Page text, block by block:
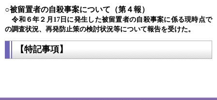
○被留置者の自殺事案について（第４報）
令和６年２月17日に発生した被留置者の自殺事案に係る現時点で
の調査状況、再発防止策の検討状況等について報告を受けた。
【特記事項】